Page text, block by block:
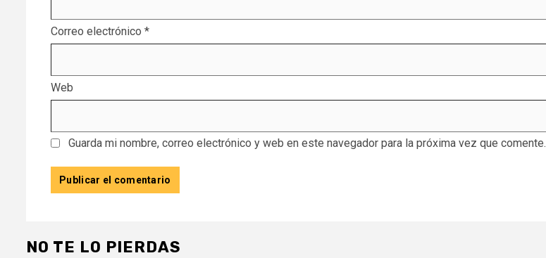
Correo electrónico *
Web
Guarda mi nombre, correo electrónico y web en este navegador para la próxima vez que comente.
NO TE LO PIERDAS